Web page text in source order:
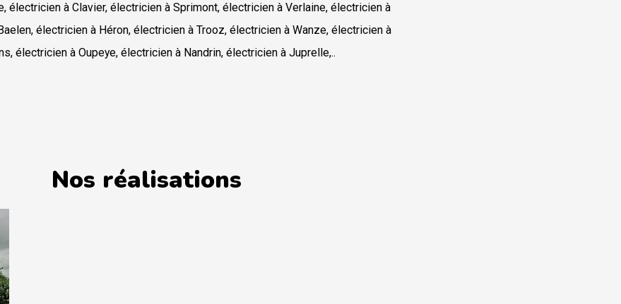
électricien à Clavier, électricien à Sprimont, électricien à Verlaine, électricien à
électricien à Héron, électricien à Trooz, électricien à Wanze, électricien à
électricien à Oupeye, électricien à Nandrin, électricien à Juprelle,..
Nos réalisations